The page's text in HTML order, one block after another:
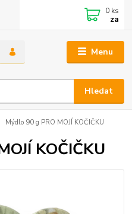
Menu
Hledat
0 ks
za
Mýdlo 90 g PRO MOJÍ KOČIČKU
KOČIČKU